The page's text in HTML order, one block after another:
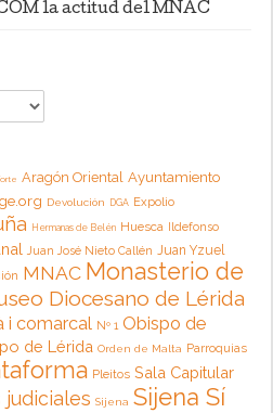
la actitud del MNAC
Aragón Oriental Ayuntamiento
Devolución DGA Expolio
Hermanas de Belén Huesca
Ildefonso
Juan José Nieto Callén Juan Yzuel
MNAC Monasterio de
Diocesano de Lérida
i comarcal Nº 1 Obispo de
de Lérida Orden de Malta Parroquias
Pleitos Sala Capitular
Sijena Sijena Sí